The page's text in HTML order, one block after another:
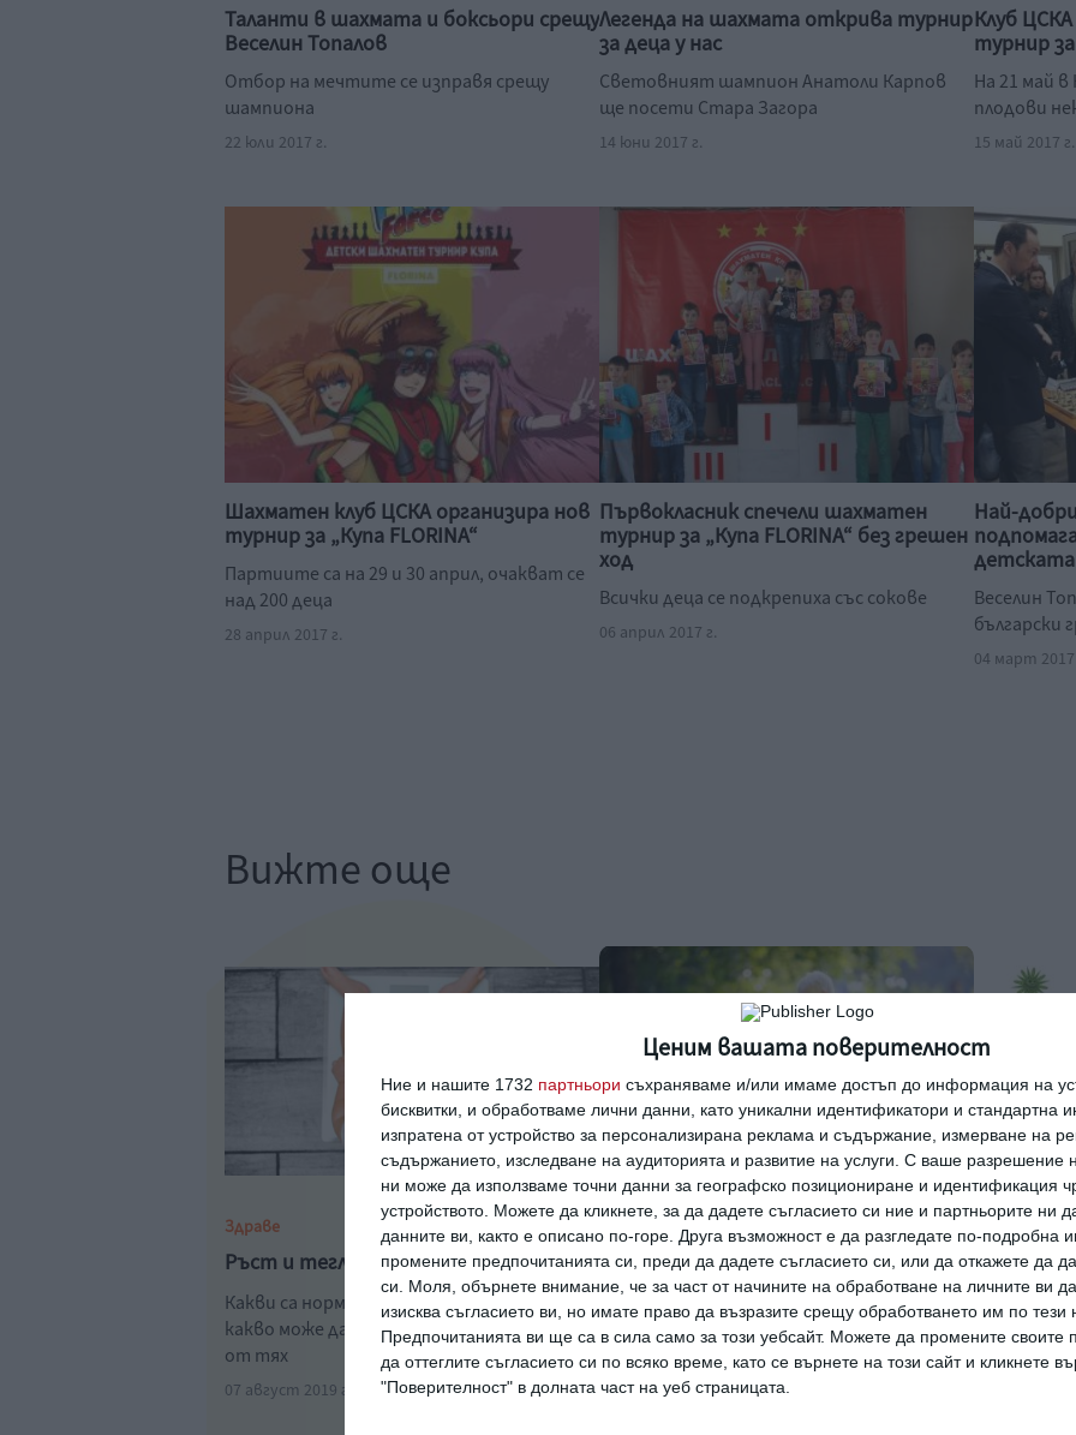
Ценим вашата поверителност
Ние и нашите 1732 партньори съхраняваме и/или имаме достъп до информация на
бисквитки, и обработваме лични данни, като уникални идентификатори и стандартна
изпратена от устройство за персонализирана реклама и съдържание, измерване на
съдържанието, изследване на аудиторията и развитие на услуги. С ваше разрешение
ни може да използваме точни данни за географско позициониране и идентификация
устройството. Можете да кликнете, за да дадете съгласието си ние и партньорите ни
данните ви, както е описано по-горе. Друга възможност е да разгледате по-подробна
промените предпочитанията си, преди да дадете съгласието си, или да откажете да
си.
Моля, обърнете внимание, че за част от начините на обработване на личните ви
изисква съгласието ви, но имате право да възразите срещу обработването им по тези
Предпочитанията ви ще са в сила само за този уебсайт. Можете да промените своите
да оттеглите съгласието си по всяко време, като се върнете на този сайт и кликнете
"Поверителност" в долната част на уеб страницата.
Таланти в шахмата и боксьори срещу
Веселин Топалов
Отбор на мечтите се изправя срещу
шампиона
22 юли 2017 г.
Легенда на шахмата открива турнир
за деца у нас
Световният шампион Анатоли Карпов
ще посети Стара Загора
14 юни 2017 г.
Клуб
турнир
На 21 май
плодови
15 май 2017 г.
Шахматен клуб ЦСКА организира нов
турнир за „Купа FLORINA“
Партиите са на 29 и 30 април, очакват се
над 200 деца
28 април 2017 г.
Първокласник спечели шахматен
турнир за „Купа FLORINA“ без грешен
ход
Всички деца се подкрепиха със сокове
06 април 2017 г.
Най-
Веселин
български
04 март 2017
Вижте още
Здраве
Ръст и тегло на бебето до 1 година
Какви са нормите месец по месец и на
какво може да се дължат отклоненията
от тях
07 август 2019 г.
Здраве
9 ранни признака на аутизъм
Главната задача на родителите е да ги
разпознаят
30 август 2023 г.
Здраве
Ужас:
Как да
може да
21 юни 2020